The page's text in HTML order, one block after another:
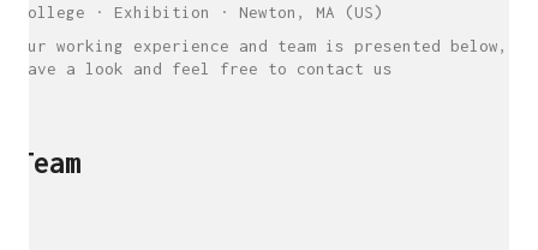
College · Exhibition · Newton, MA (US)
Our working experience and team is presented below,
have a look and feel free to contact us
Team